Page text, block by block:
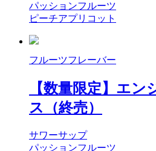
パッションフルーツ
ピーチアプリコット
フルーツフレーバー
【数量限定】エ
ス（終売）
サワーサップ
パッションフルーツ